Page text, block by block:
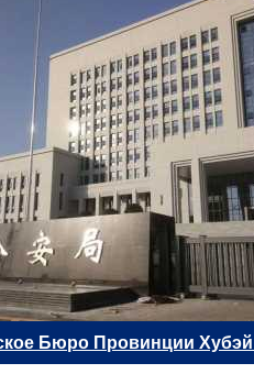
Бюро Провинции